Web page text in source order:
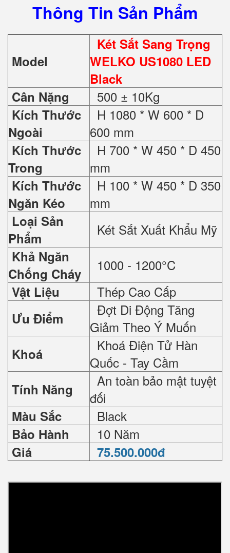
Thông Tin Sản Phẩm
Model
Két Sắt Sang Trọng
WELKO US1080 LED
Black
Cân Nặng
500 ± 10Kg
Kích Thước
Ngoài
H 1080 * W 600 * D
600 mm
Kích Thước
Trong
H 700 * W 450 * D 450
mm
Kích Thước
Ngăn Kéo
H 100 * W 450 * D 350
mm
Loại Sản
Phẩm
Két Sắt Xuất Khẩu Mỹ
Khả Ngăn
Chống Cháy
1000 - 1200°C
Vật Liệu Thép Cao Cấp
Ưu Điểm
Đợt Di Động Tăng
Giảm Theo Ý Muốn
Khoá
Khoá Điện Tử Hàn
Quốc - Tay Cầm
Tính Năng
An toàn bảo mật tuyệt
đối
Màu Sắc Black
Bảo Hành 10 Năm
Giá 75.500.000đ